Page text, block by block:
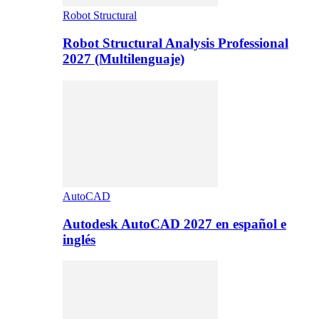
Robot Structural
Robot Structural Analysis Professional
2027 (Multilenguaje)
AutoCAD
Autodesk AutoCAD 2027 en español e
inglés